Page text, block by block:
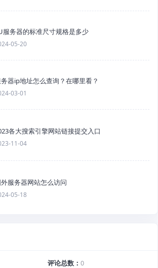
服务器的标准尺寸规格是多少
05-20
器ip地址怎么查询？在哪里看？
03-01
各大搜索引擎网站链接提交入口
11-04
服务器网站怎么访问
05-18
评论总数
0